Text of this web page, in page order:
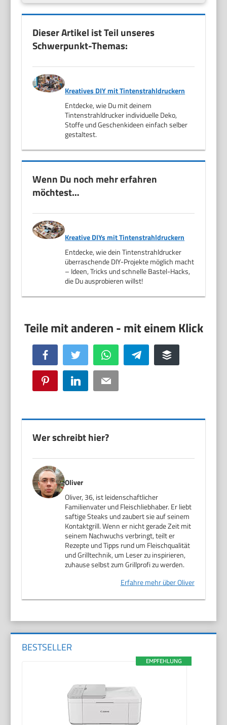
Dieser Artikel ist Teil unseres
Schwerpunkt-Themas:
Kreatives DIY mit Tintenstrahldruckern
Entdecke, wie Du mit deinem
Tintenstrahldrucker individuelle Deko,
Stoffe und Geschenkideen einfach selber
gestaltest.
Wenn Du noch mehr erfahren
möchtest…
Kreative DIYs mit Tintenstrahldruckern
Entdecke, wie dein Tintenstrahldrucker
überraschende DIY-Projekte möglich macht
– Ideen, Tricks und schnelle Bastel-Hacks,
die Du ausprobieren willst!
Facebook Twitter WhatsApp Telegram Buffer
Pinterest LinkedIn Email
Wer schreibt hier?
Oliver
Oliver, 36, ist leidenschaftlicher
Familienvater und Fleischliebhaber. Er liebt
saftige Steaks und zaubert sie auf seinem
Kontaktgrill. Wenn er nicht gerade Zeit mit
seinem Nachwuchs verbringt, teilt er
Rezepte und Tipps rund um Fleischqualität
und Grilltechnik, um Leser zu inspirieren,
zuhause selbst zum Grillprofi zu werden.
Erfahre mehr über Oliver
BESTSELLER
EMPFEHLUNG